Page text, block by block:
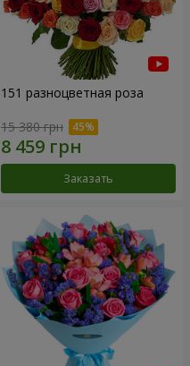
151 разноцветная роза
15 380 грн
Заказать